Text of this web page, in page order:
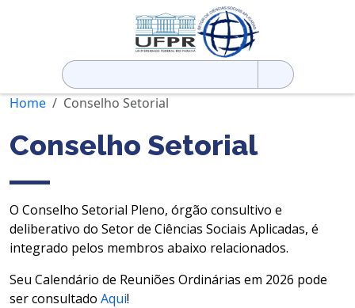
Pesquisar
por:
Home
Conselho Setorial
Conselho Setorial
O Conselho Setorial Pleno, órgão consultivo e
deliberativo do Setor de Ciências Sociais Aplicadas, é
integrado pelos membros abaixo relacionados.
Seu Calendário de Reuniões Ordinárias em 2026 pode
ser consultado Aqui!